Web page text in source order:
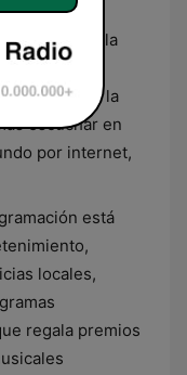
Zacapú, es la
de Cadena
en la
escuchar en
por internet,
está
locales,
regala premios